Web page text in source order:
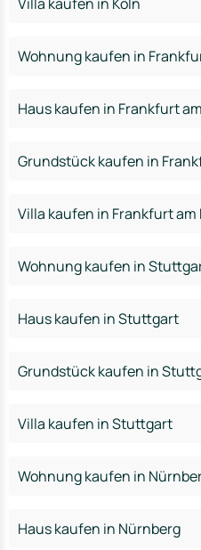
Wohnung kaufen in
Haus kaufen in Frankfurt
Grundstück kaufen in
Villa kaufen in Frankfurt am
Wohnung kaufen in
Haus kaufen in Stuttgart
Grundstück kaufen in
Villa kaufen in Stuttgart
Wohnung kaufen in
Haus kaufen in Nürnberg